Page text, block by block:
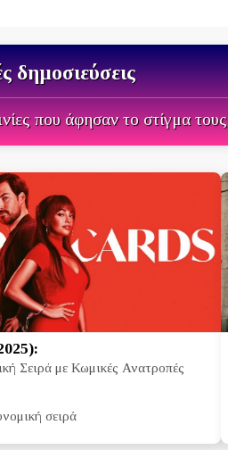
δημοσιεύσεις
που άφησαν το στίγμα τους
Σειρά με Κωμικές Ανατροπές
σειρά